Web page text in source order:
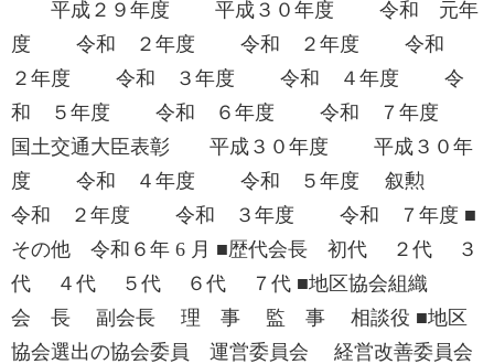
平成２９年度 平成３０年度 令和 元年
度 令和 ２年度 令和 ２年度 令和
２年度 令和 ３年度 令和 ４年度 令
和 ５年度 令和 ６年度 令和 ７年度
国土交通大臣表彰 平成３０年度 平成３０年
度 令和 ４年度 令和 ５年度 叙勲
令和 ２年度 令和 ３年度 令和 ７年度 ■
その他 令和６年 6 月 ■歴代会長 初代 ２代 ３
代 ４代 ５代 ６代 ７代 ■地区協会組織
会 長 副会長 理 事 監 事 相談役 ■地区
協会選出の協会委員 運営委員会 経営改善委員会